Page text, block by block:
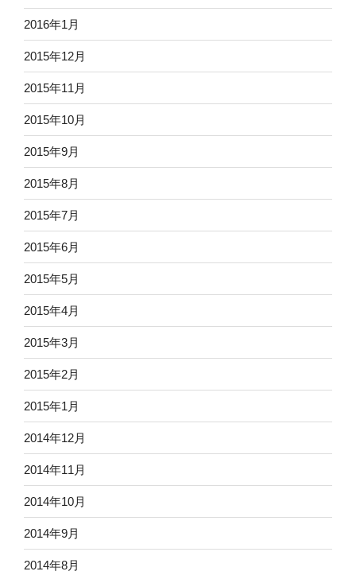
2016年1月
2015年12月
2015年11月
2015年10月
2015年9月
2015年8月
2015年7月
2015年6月
2015年5月
2015年4月
2015年3月
2015年2月
2015年1月
2014年12月
2014年11月
2014年10月
2014年9月
2014年8月